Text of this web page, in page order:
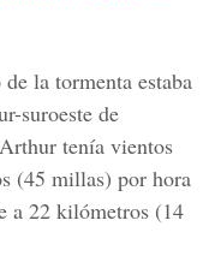
la tormenta estaba
suroeste de
tenía vientos
(45 millas) por hora
a 22 kilómetros (14